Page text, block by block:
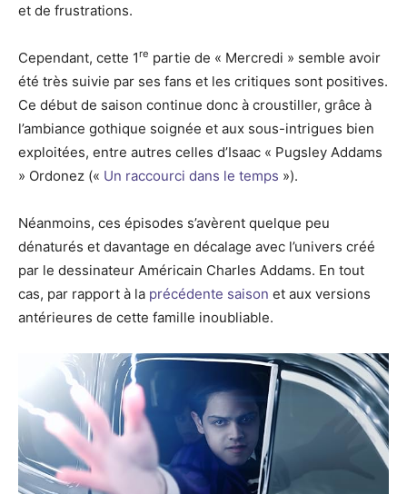
et de frustrations.
Cependant, cette 1re partie de « Mercredi » semble avoir
été très suivie par ses fans et les critiques sont positives.
Ce début de saison continue donc à croustiller, grâce à
l’ambiance gothique soignée et aux sous-intrigues bien
exploitées, entre autres celles d’Isaac « Pugsley Addams
» Ordonez (« Un raccourci dans le temps »).
Néanmoins, ces épisodes s’avèrent quelque peu
dénaturés et davantage en décalage avec l’univers créé
par le dessinateur Américain Charles Addams. En tout
cas, par rapport à la précédente saison et aux versions
antérieures de cette famille inoubliable.